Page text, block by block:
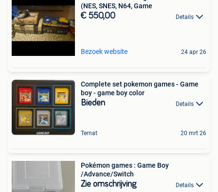
(NES, SNES, N64, Game
€ 550,00 Details
Bezoek website 24 apr 26
Complete set pokemon games - Game
boy - game boy color
Bieden Details
Ternat 20 mrt 26
Pokémon games : Game Boy
/Advance/Switch
Zie omschrijving Details